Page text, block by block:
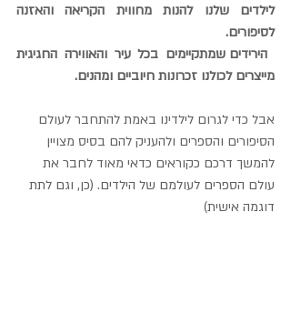
לסיפורים.
מייצרים לכולנו זכרונות חיוביים ומהנים.
אבל כדי לגרום לילדינו באמת להתחבר לעולם
הסיפורים והספרים ולהעניק להם בסיס מצויין
להמשך דרכם כקוראים כדאי מאוד לחבר את
עולם הספרים לעולמם של הילדים. (כן, וגם לתת
דוגמה אישית)